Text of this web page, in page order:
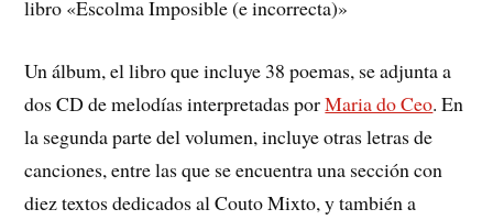
libro «Escolma Imposible (e incorrecta)»
Un álbum, el libro que incluye 38 poemas, se adjunta a
dos CD de melodías interpretadas porMaria do Ceo. En
la segunda parte del volumen, incluye otras letras de
canciones, entre las que se encuentra una sección con
diez textos dedicados al Couto Mixto, y también a